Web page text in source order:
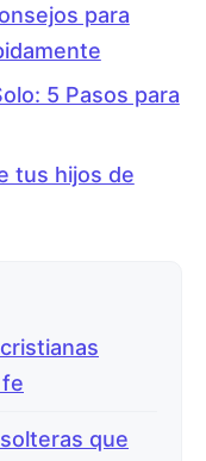
para
5 Pasos para
tus hijos de
que